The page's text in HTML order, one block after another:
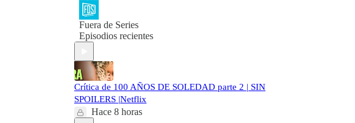
Fuera de Series
Episodios recientes
Crítica de 100 AÑOS DE SOLEDAD parte 2 | SIN
SPOILERS |Netflix
Hace 8 horas